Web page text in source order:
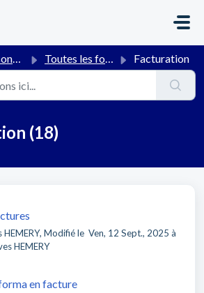
Toutes les fonctionnalités Facturation
(18)
HEMERY, Modifié le Ven, 12 Sept., 2025 à
HEMERY
en facture